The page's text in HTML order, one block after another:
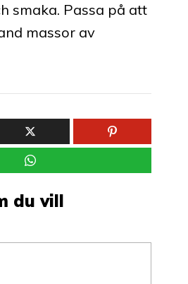
smaka. Passa på att
massor av
du vill